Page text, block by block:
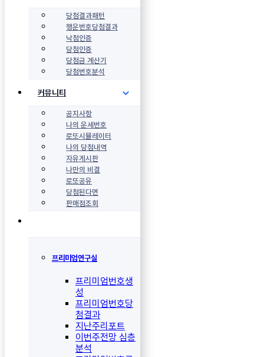
당첨결과패턴
행운번호당첨결과
낙첨인증
당첨인증
당첨금 계산기
당첨번호분석
커뮤니티
공지사항
나의 운세번호
로또시뮬레이터
나의 당첨내역
자유게시판
나만의 비결
로또공유
당첨된다면
판매점조회
프리미엄연구실
프리미엄번호생
성
프리미엄번호당
첨결과
지난주리포트
이번주전망 심층
분석